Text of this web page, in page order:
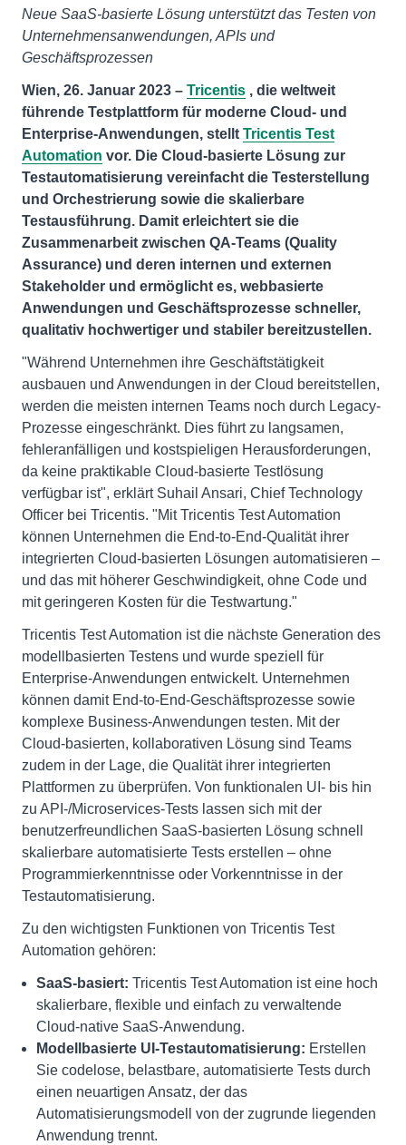
Neue SaaS-basierte Lösung unterstützt das Testen von
Unternehmensanwendungen, APIs und
Geschäftsprozessen
Wien, 26. Januar 2023 – Tricentis , die weltweit
führende Testplattform für moderne Cloud- und
Enterprise-Anwendungen, stellt Tricentis Test
Automation vor. Die Cloud-basierte Lösung zur
Testautomatisierung vereinfacht die Testerstellung
und Orchestrierung sowie die skalierbare
Testausführung. Damit erleichtert sie die
Zusammenarbeit zwischen QA-Teams (Quality
Assurance) und deren internen und externen
Stakeholder und ermöglicht es, webbasierte
Anwendungen und Geschäftsprozesse schneller,
qualitativ hochwertiger und stabiler bereitzustellen.
"Während Unternehmen ihre Geschäftstätigkeit
ausbauen und Anwendungen in der Cloud bereitstellen,
werden die meisten internen Teams noch durch Legacy-
Prozesse eingeschränkt. Dies führt zu langsamen,
fehleranfälligen und kostspieligen Herausforderungen,
da keine praktikable Cloud-basierte Testlösung
verfügbar ist", erklärt Suhail Ansari, Chief Technology
Officer bei Tricentis. "Mit Tricentis Test Automation
können Unternehmen die End-to-End-Qualität ihrer
integrierten Cloud-basierten Lösungen automatisieren –
und das mit höherer Geschwindigkeit, ohne Code und
mit geringeren Kosten für die Testwartung."
Tricentis Test Automation ist die nächste Generation des
modellbasierten Testens und wurde speziell für
Enterprise-Anwendungen entwickelt. Unternehmen
können damit End-to-End-Geschäftsprozesse sowie
komplexe Business-Anwendungen testen. Mit der
Cloud-basierten, kollaborativen Lösung sind Teams
zudem in der Lage, die Qualität ihrer integrierten
Plattformen zu überprüfen. Von funktionalen UI- bis hin
zu API-/Microservices-Tests lassen sich mit der
benutzerfreundlichen SaaS-basierten Lösung schnell
skalierbare automatisierte Tests erstellen – ohne
Programmierkenntnisse oder Vorkenntnisse in der
Testautomatisierung.
Zu den wichtigsten Funktionen von Tricentis Test
Automation gehören:
SaaS-basiert: Tricentis Test Automation ist eine hoch
skalierbare, flexible und einfach zu verwaltende
Cloud-native SaaS-Anwendung.
Modellbasierte UI-Testautomatisierung: Erstellen
Sie codelose, belastbare, automatisierte Tests durch
einen neuartigen Ansatz, der das
Automatisierungsmodell von der zugrunde liegenden
Anwendung trennt.